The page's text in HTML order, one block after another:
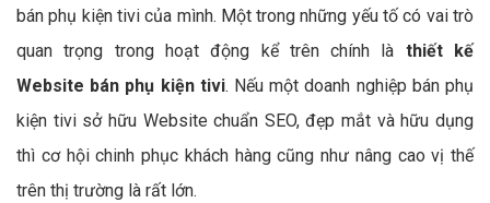
bán phụ kiện tivi của mình. Một trong những yếu tố có vai trò
quan trọng trong hoạt động kể trên chính là thiết kế
Website bán phụ kiện tivi. Nếu một doanh nghiệp bán phụ
kiện tivi sở hữu Website chuẩn SEO, đẹp mắt và hữu dụng
thì cơ hội chinh phục khách hàng cũng như nâng cao vị thế
trên thị trường là rất lớn.